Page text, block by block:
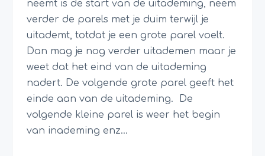
neemt is de start van de uitademing, neem
verder de parels met je duim terwijl je
uitademt, totdat je een grote parel voelt.
Dan mag je nog verder uitademen maar je
weet dat het eind van de uitademing
nadert. De volgende grote parel geeft het
einde aan van de uitademing. De
volgende kleine parel is weer het begin
van inademing enz…